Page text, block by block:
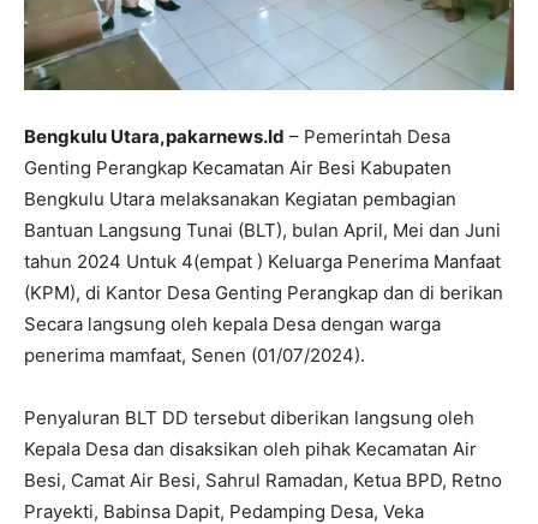
Bengkulu Utara,pakarnews.Id – Pemerintah Desa
Genting Perangkap Kecamatan Air Besi Kabupaten
Bengkulu Utara melaksanakan Kegiatan pembagian
Bantuan Langsung Tunai (BLT), bulan April, Mei dan Juni
tahun 2024 Untuk 4(empat ) Keluarga Penerima Manfaat
(KPM), di Kantor Desa Genting Perangkap dan di berikan
Secara langsung oleh kepala Desa dengan warga
penerima mamfaat, Senen (01/07/2024).
Penyaluran BLT DD tersebut diberikan langsung oleh
Kepala Desa dan disaksikan oleh pihak Kecamatan Air
Besi, Camat Air Besi, Sahrul Ramadan, Ketua BPD, Retno
Prayekti, Babinsa Dapit, Pedamping Desa, Veka